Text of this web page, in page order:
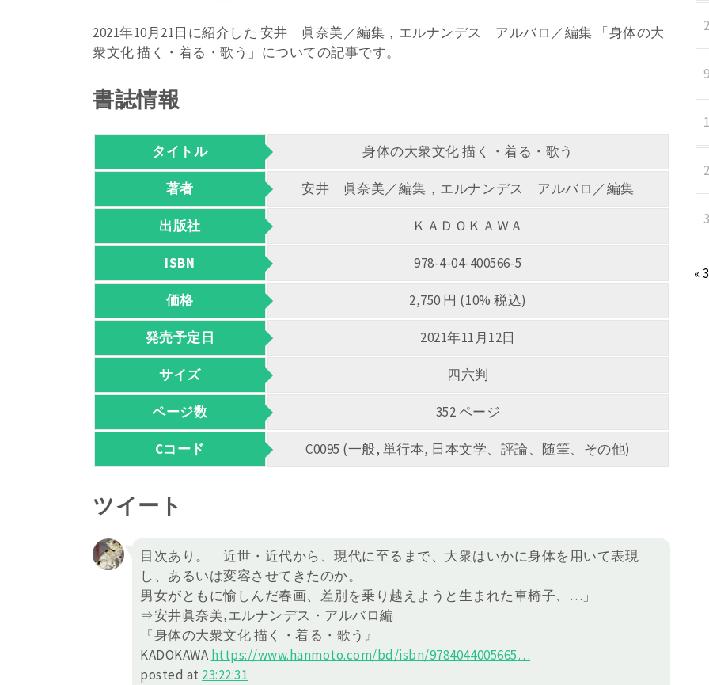
2021年10月21日に紹介した 安井 眞奈美／編集，エルナンデス アルバロ／編集 「身体の大
衆文化 描く・着る・歌う」についての記事です。
書誌情報
タイトル 身体の大衆文化 描く・着る・歌う
著者 安井 眞奈美／編集，エルナンデス アルバロ／編集
出版社 ＫＡＤＯＫＡＷＡ
ISBN 978-4-04-400566-5
価格 2,750 円 (10% 税込)
発売予定日 2021年11月12日
サイズ 四六判
ページ数 352 ページ
Cコード C0095 (一般, 単行本, 日本文学、評論、随筆、その他)
ツイート
目次あり。「近世・近代から、現代に至るまで、大衆はいかに身体を用いて表現
し、あるいは変容させてきたのか。
男女がともに愉しんだ春画、差別を乗り越えようと生まれた車椅子、…」
⇒安井眞奈美,エルナンデス・アルバロ編
『身体の大衆文化 描く・着る・歌う』
KADOKAWA https://www.hanmoto.com/bd/isbn/9784044005665…
posted at 23:22:31
«